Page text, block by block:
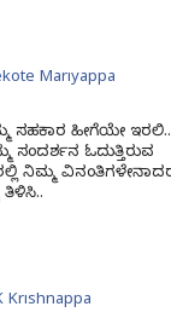
Mariyappa
ಸಹಕಾರ ಹೀಗೆಯೇ ಇರಲಿ..
ಓದುತ್ತಿರುವ
ನಿಮ್ಮ
ತಿಳಿಸಿ..
Krishnappa